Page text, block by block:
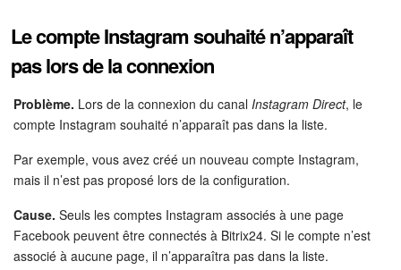
Le compte Instagram souhaité n’apparaît
pas lors de la connexion
Problème. Lors de la connexion du canal Instagram Direct, le
compte Instagram souhaité n’apparaît pas dans la liste.
Par exemple, vous avez créé un nouveau compte Instagram,
mais il n’est pas proposé lors de la configuration.
Cause. Seuls les comptes Instagram associés à une page
Facebook peuvent être connectés à Bitrix24. Si le compte n’est
associé à aucune page, il n’apparaîtra pas dans la liste.